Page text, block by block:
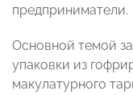
предприниматели.
Основной темой
упаковки из
макулатурного